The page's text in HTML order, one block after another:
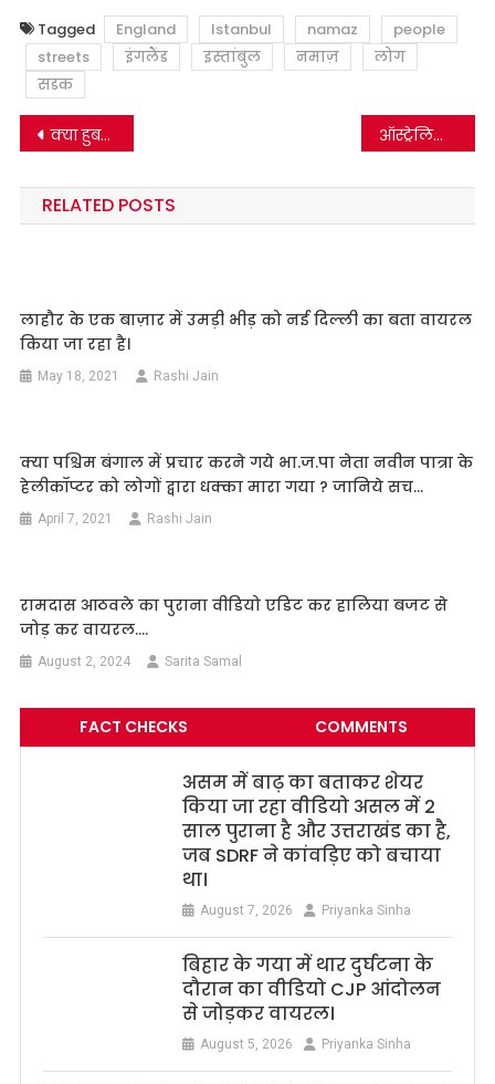
Tagged England Istanbul namaz
people
streets
इंगलैंड इस्तांबुल नमाज़
लोग
सडक
Post
navigation
क्या हुबली के एक मंदिर में माता रानी की मूर्ति ने यकायक अपनी आंखें खोल दीं ? जानिये सच… ऑस्ट्रेलिया में लॉकडाउन के खिलाफ विरोध प्रदर्शन के वीडियो को प्रधानमंत्री मोदी के अमेरिका दौरे का बता फर्जी दावे के साथ फैलाया जा रहा है |
RELATED POSTS
लाहौर के एक बाज़ार में उमड़ी भीड़ को नई दिल्ली का बता वायरल
किया जा रहा है।
May 18, 2021 Rashi Jain
क्या पश्चिम बंगाल में प्रचार करने गये भा.ज.पा नेता नवीन पात्रा के
हेलीकॉप्टर को लोगों द्वारा धक्का मारा गया ? जानिये सच…
April 7, 2021 Rashi Jain
रामदास आठवले का पुराना वीडियो एडिट कर हालिया बजट से
जोड़ कर वायरल….
August 2, 2024 Sarita Samal
FACT CHECKS COMMENTS
असम में बाढ़ का बताकर शेयर
किया जा रहा वीडियो असल में 2
साल पुराना है और उत्तराखंड का है,
जब SDRF ने कांवड़िए को बचाया
था।
August 7, 2026 Priyanka Sinha
बिहार के गया में थार दुर्घटना के
दौरान का वीडियो CJP आंदोलन
से जोड़कर वायरल।
August 5, 2026 Priyanka Sinha